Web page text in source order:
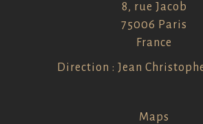
8, rue Jacob
75006 Paris
France
Direction : Jean
Maps